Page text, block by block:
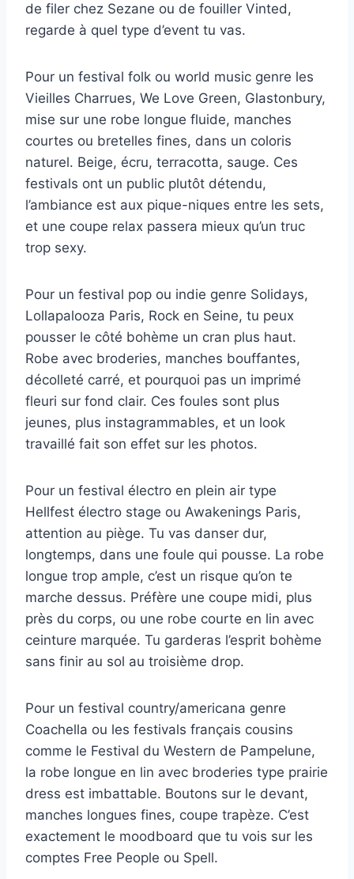
de filer chez Sezane ou de fouiller Vinted,
regarde à quel type d’event tu vas.
Pour un festival folk ou world music genre les
Vieilles Charrues, We Love Green, Glastonbury,
mise sur une robe longue fluide, manches
courtes ou bretelles fines, dans un coloris
naturel. Beige, écru, terracotta, sauge. Ces
festivals ont un public plutôt détendu,
l’ambiance est aux pique-niques entre les sets,
et une coupe relax passera mieux qu’un truc
trop sexy.
Pour un festival pop ou indie genre Solidays,
Lollapalooza Paris, Rock en Seine, tu peux
pousser le côté bohème un cran plus haut.
Robe avec broderies, manches bouffantes,
décolleté carré, et pourquoi pas un imprimé
fleuri sur fond clair. Ces foules sont plus
jeunes, plus instagrammables, et un look
travaillé fait son effet sur les photos.
Pour un festival électro en plein air type
Hellfest électro stage ou Awakenings Paris,
attention au piège. Tu vas danser dur,
longtemps, dans une foule qui pousse. La robe
longue trop ample, c’est un risque qu’on te
marche dessus. Préfère une coupe midi, plus
près du corps, ou une robe courte en lin avec
ceinture marquée. Tu garderas l’esprit bohème
sans finir au sol au troisième drop.
Pour un festival country/americana genre
Coachella ou les festivals français cousins
comme le Festival du Western de Pampelune,
la robe longue en lin avec broderies type prairie
dress est imbattable. Boutons sur le devant,
manches longues fines, coupe trapèze. C’est
exactement le moodboard que tu vois sur les
comptes Free People ou Spell.